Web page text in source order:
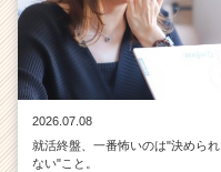
2026.07.08
就活終盤、一番怖いのは"決められ
ない"こと。